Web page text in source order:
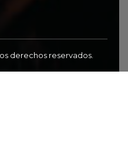
derechos reservados.